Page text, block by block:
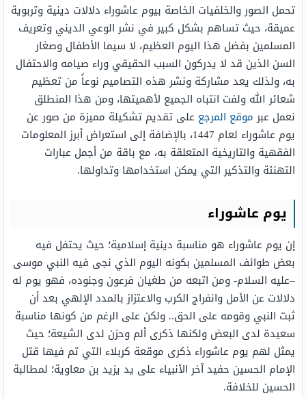
تحمل الصور والخلفيات الخاصة بيوم عاشوراء دلالات دينية وتربوية
عميقة، حيث تساهم بشكل كبير في نشر الوعي الديني وتعريف
المسلمين بفضل هذا اليوم العظيم، لا سيما الأطفال وصغار
السن الذين قد لا يدركون السبب الحقيقي وراء صيامه والاحتفال
به، ولذلك يعد مشاركة ونشر هذه التصاميم نوعاً من تعظيم
شعائر الله ولفت انتباه الجميع لأهميتها، ومن هذا المنطلق
نعمل عبرموقع المرجع على تقديم تشكيلة مميزة من صور عن
يوم عاشوراء لعام 1447، بالإضافة إلى استعراض أبرز المعلومات
الفقهية والتاريخية المتعلقة به، مع باقة من أجمل عبارات
التهنئة والتذكير التي يمكن استخدامها وتداولها.
يوم عاشوراء
إن يوم عاشوراء هو مناسبة دينية إسلامية؛ حيث يحتفل فيه
بعض طوائف المسلمين بكونه اليوم الذي نجى فيه النبي موسى
–عليه السلام- ومن اتبعه من طغيان فرعون وجنوده، فهو يوم له
دلالات عن الأمل وانفراج الكرب والاعتزاز بالمدد الإلهي بعد أن
ثبت النبي وقومه على الحق.. ولكن على الرغم من كونها مناسبة
سعيدة لدى البعض ولكنها ذكرى ألم وحزن لدى الشيعة؛ حيث
يمثل لهم يوم عاشوراء ذكرى موقعة كربلاء التي تم فيها قتل
الإمام الحسين حفيد آخر الأنبياء على يد يزيد بن معاوية؛ لمطالبة
الحسين للخلافة.